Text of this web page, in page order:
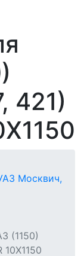
421)
Москвич,
(1150)
10Х1150